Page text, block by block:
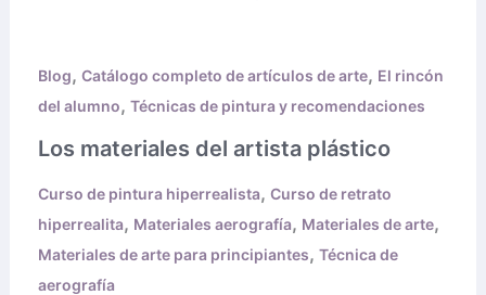
Blog, Catálogo completo de artículos de arte, El rincón
del alumno, Técnicas de pintura y recomendaciones
Los materiales del artista plástico
Curso de pintura hiperrealista, Curso de retrato
hiperrealita, Materiales aerografía, Materiales de arte,
Materiales de arte para principiantes, Técnica de
aerografía
artista
plástico